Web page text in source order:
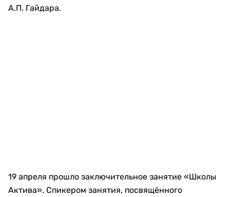
А.П. Гайдара.
19 апреля прошло заключительное занятие «Школы
Актива». Спикером занятия, посвящённого